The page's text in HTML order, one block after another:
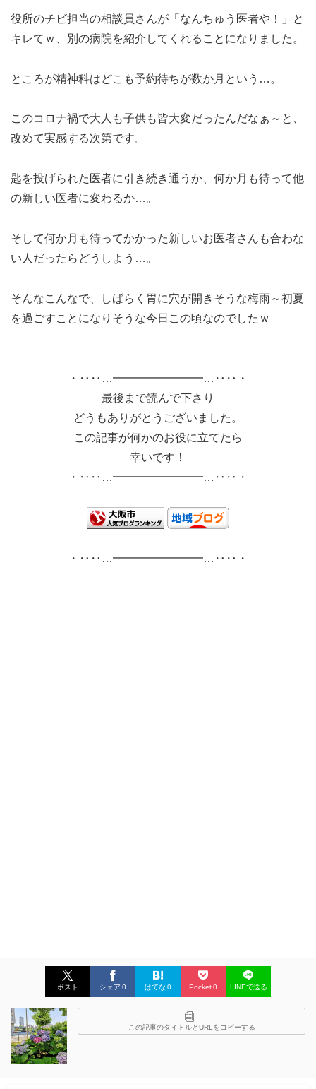
役所のチビ担当の相談員さんが「なんちゅう医者や！」と
キレてｗ、別の病院を紹介してくれることになりました。
ところが精神科はどこも予約待ちが数か月という…。
このコロナ禍で大人も子供も皆大変だったんだなぁ～と、
改めて実感する次第です。
匙を投げられた医者に引き続き通うか、何か月も待って他
の新しい医者に変わるか…。
そして何か月も待ってかかった新しいお医者さんも合わな
い人だったらどうしよう…。
そんなこんなで、しばらく胃に穴が開きそうな梅雨～初夏
を過ごすことになりそうな今日この頃なのでしたｗ
・‥‥…━━━━━━━━…‥‥・
最後まで読んで下さり
どうもありがとうございました。
この記事が何かのお役に立てたら
幸いです！
・‥‥…━━━━━━━━…‥‥・
・‥‥…━━━━━━━━…‥‥・
ポスト シェア 0 はてな 0 Pocket0 LINEで送る
この記事のタイトルとURLをコピーする